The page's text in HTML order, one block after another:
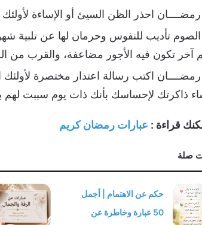
احذر الظن السيئ أو الإساءة
تأديب للنفوس وحرمان لها عن تلبية
آخر تكون فيه الأجور مضاعفة، والقرب من
اكتب رسالة اعتذار مختصرة
ذاكرتك لإحساسك بأنك ذات يوم سببت لهم
قراءة : عبارات رمضان كريم
صلة
حكم عن الاهتمام | أجمل
50 عبارة وخاطرة عن